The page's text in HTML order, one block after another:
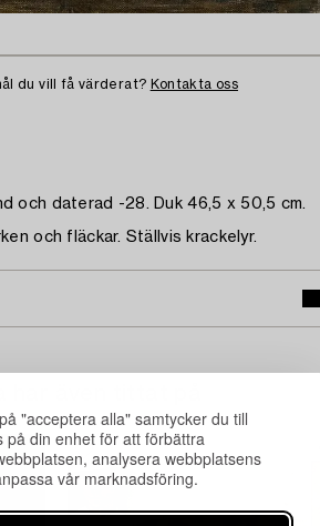
"acceptera alla" samtycker du till
på din enhet för att förbättra
analysera webbplatsens
vår marknadsföring.
du vill få värderat? Kontakta oss
och daterad -28. Duk 46,5 x 50,5 cm.
och fläckar. Ställvis krackelyr.